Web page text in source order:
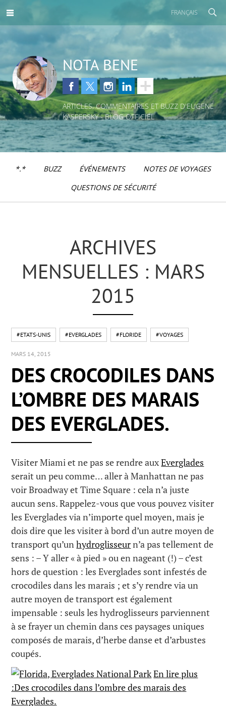
FRANÇAIS
NOTA BENE
ARTICLES, COMMENTAIRES ET BUZZ D'EUGENE
KASPERSKY - BLOG OFFICIEL
*.* BUZZ ÉVÉNEMENTS
NOTES DE VOYAGES
QUESTIONS DE SÉCURITÉ
ARCHIVES
MENSUELLES : MARS
2015
#ETATS-UNIS #EVERGLADES #FLORIDE #VOYAGES
MARS 14, 2015
DES CROCODILES DANS
L’OMBRE DES MARAIS
DES EVERGLADES.
Visiter Miami et ne pas se rendre auxEverglades
serait un peu comme… aller à Manhattan ne pas
voir Broadway et Time Square : cela n’a juste
aucun sens. Rappelez-vous que vous pouvez visiter
les Everglades via n’importe quel moyen, mais je
dois dire que les visiter à bord d’un autre moyen de
transport qu’unhydroglisseurn’a pas tellement de
sens : – Y aller « à pied » ou en nageant (!) – c’est
hors de question : les Everglades sont infestés de
crocodiles dans les marais ; et s’y rendre via un
autre moyen de transport est également
impensable : seuls les hydroglisseurs parviennent
à se frayer un chemin dans ces paysages uniques
composés de marais, d’herbe danse et d’arbustes
coupés.
En lire plus
:Des crocodiles dans l’ombre des marais des
Everglades.